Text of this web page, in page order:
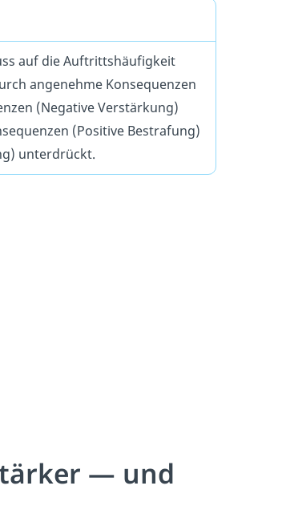
auf die Auftrittshäufigkeit
angenehme Konsequenzen
(Negative Verstärkung)
(Positive Bestrafung)
unterdrückt.
— und